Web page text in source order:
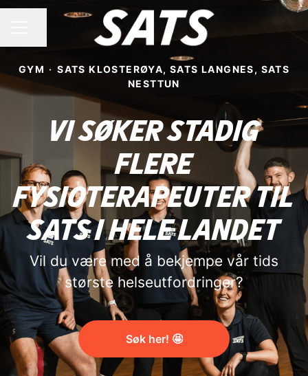
GYM · SATS KLOSTERØYA, SATS LANGNES, SATS
NESTTUN
Vi søker stadig
flere
fysioterapeuter til
SATS i hele landet
Vil du være med å bekjempe vår tids
største helseutfordringer?
Søk her! 🤩